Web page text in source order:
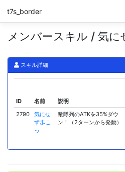
t7s_border
メンバースキル / 気に
スキル詳細
ID 名前 説明
2790
気にせ
ず歩こ
っ
敵隊列のATKを35%ダウ
ン！（2ターンから発動）